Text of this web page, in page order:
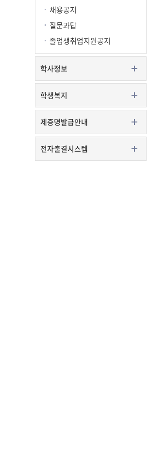
채용공지
질문과답
졸업생취업지원공지
학사정보
학생복지
제증명발급안내
전자출결시스템